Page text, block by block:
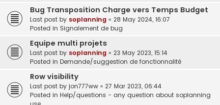
Bug Transposition Charge vers Temps Budget
Last post by soplanning « 28 May 2024, 16:07
Posted in Signalement de bug
Equipe multi projets
Last post by soplanning « 23 May 2023, 15:14
Posted in Demande/suggestion de fonctionnalité
Row visibility
Last post by jon777ww « 27 Mar 2023, 06:44
Posted in Help/questions - any question about soplanning